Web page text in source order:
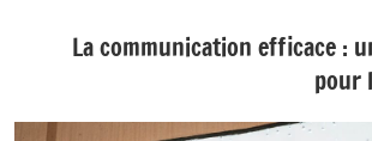
La communication efficace :
pour